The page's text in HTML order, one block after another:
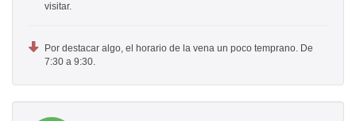
visitar.
Por destacar algo, el horario de la vena un poco temprano. De
7:30 a 9:30.